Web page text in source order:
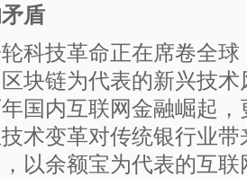
盾
科技革命正在席卷全
块链为代表的新兴技
国内互联网金融崛起
术变革对传统银行业
以余额宝为代表的互